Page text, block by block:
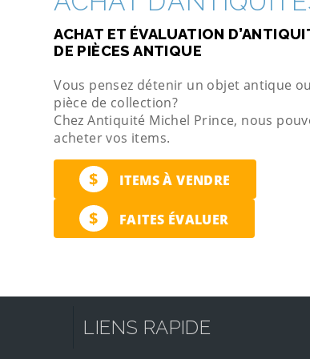
ACHAT ET ÉVALUATION
DE PIÈCES ANTIQUE
Vous pensez détenir un objet antique
pièce de collection?
Chez Antiquité Michel Prince, nous
acheter vos items.
$ ITEMS À VENDRE
$ FAITES ÉVALUER
LIENS RAPIDE